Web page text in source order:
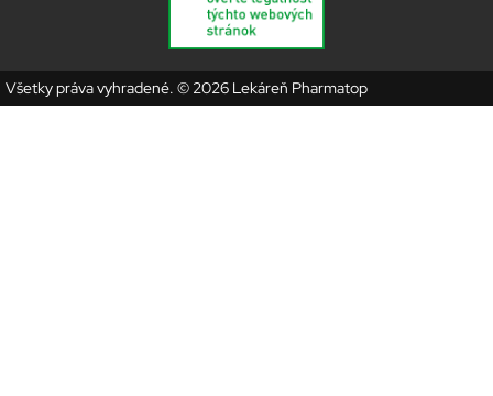
Všetky práva vyhradené. © 2026 Lekáreň Pharmatop